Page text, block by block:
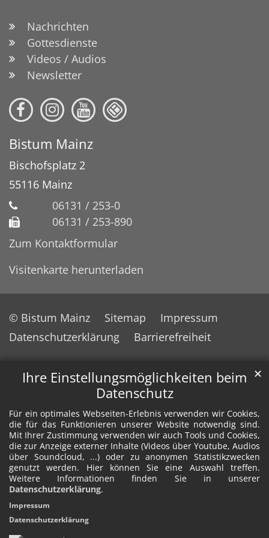
Ihre Einstellungsmöglichkeiten beim
Datenschutz
Für ein optimales Webseiten-Erlebnis verwenden wir Cookies,
die für das Funktionieren unserer Website notwendig sind.
Mit Ihrer Zustimmung verwenden wir auch Tools und Cookies,
die zur Anzeige externer Inhalte (Videos über Youtube, Audios
über Soundcloud, ...) oder zu anonymen Statistikzwecken
genutzt werden. Hier können Sie eine Auswahl treffen.
Weitere Informationen finden Sie in unserer
Datenschutzerklärung.
✕
Impressum
Datenschutzerklärung
Nachrichten
Gottesdienste
Videos / Audios
Newsletter
Bistum Mainz
Bischofsplatz 2
55116 Mainz
06131 / 253-0
06131 / 253-890
Zum Kontaktformular
Visitenkarte herunterladen
© Bistum Mainz Sitemap
Impressum
Datenschutzerklärung
Barrierefreiheit